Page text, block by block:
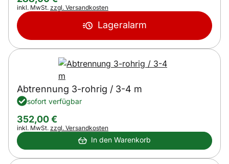
Steuerhinweis:
inkl. MwSt. zzgl. Versandkosten
Lageralarm
Abtrennung 3-rohrig / 3-4 m
sofort verfügbar
352,00€
Steuerhinweis:
inkl. MwSt. zzgl. Versandkosten
In den Warenkorb